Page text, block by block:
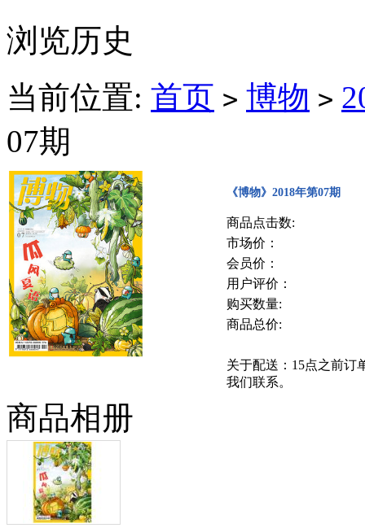
浏览历史
当前位置: 首页 > 博物 >
07期
《博物》2018年第07期
商品点击数:
市场价：
会员价：
用户评价：
购买数量:
商品总价:
关于配送：15点之前订
我们联系。
商品相册